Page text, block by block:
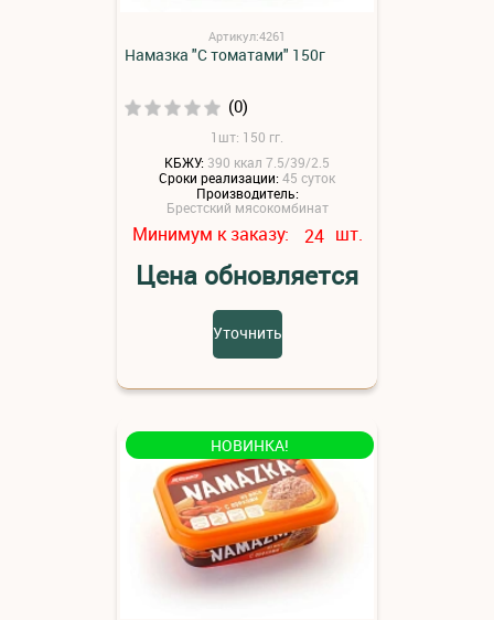
Артикул:4261
Намазка "С томатами" 150г
(0)
1шт: 150 гг.
КБЖУ: 390 ккал 7.5/39/2.5
Сроки реализации:45 суток
Производитель:
Брестский мясокомбинат
Минимум к заказу: 24 шт.
Цена обновляется
Уточнить
НОВИНКА!